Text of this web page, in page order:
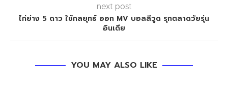
next post
ไก่ย่าง 5 ดาว ใช้กลยุทธ์ ออก MV บอลลีวูด รุกตลาดวัยรุ่น
อินเดีย
YOU MAY ALSO LIKE